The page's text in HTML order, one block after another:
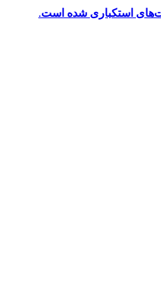
استکباری شده است.